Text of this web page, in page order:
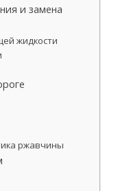
и замена
жидкости
ржавчины